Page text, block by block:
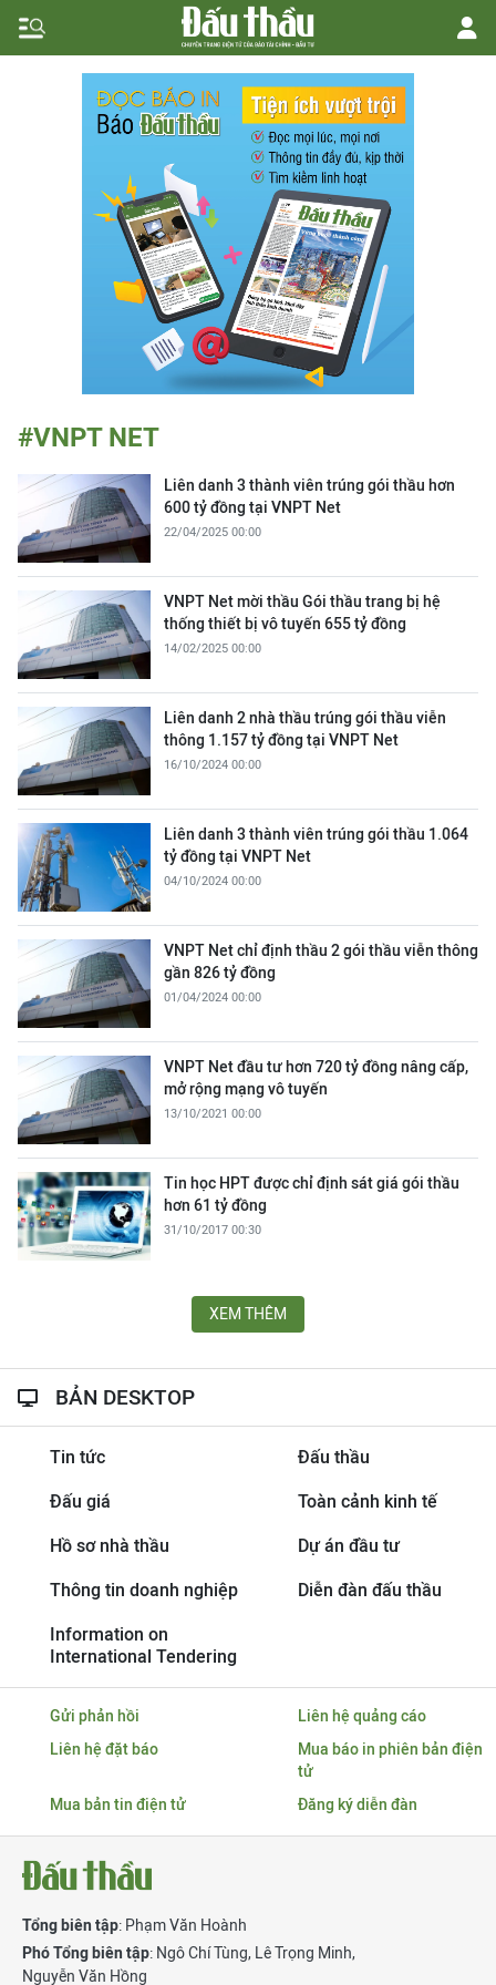
#VNPT NET
Liên danh 3 thành viên trúng gói thầu hơn
600 tỷ đồng tại VNPT Net
22/04/2025 00:00
VNPT Net mời thầu Gói thầu trang bị hệ
thống thiết bị vô tuyến 655 tỷ đồng
14/02/2025 00:00
Liên danh 2 nhà thầu trúng gói thầu viễn
thông 1.157 tỷ đồng tại VNPT Net
16/10/2024 00:00
Liên danh 3 thành viên trúng gói thầu 1.064
tỷ đồng tại VNPT Net
04/10/2024 00:00
VNPT Net chỉ định thầu 2 gói thầu viễn thông
gần 826 tỷ đồng
01/04/2024 00:00
VNPT Net đầu tư hơn 720 tỷ đồng nâng cấp,
mở rộng mạng vô tuyến
13/10/2021 00:00
Tin học HPT được chỉ định sát giá gói thầu
hơn 61 tỷ đồng
31/10/2017 00:30
XEM THÊM
BẢN DESKTOP
Tin tức Đấu thầu
Đấu giá Toàn cảnh kinh tế
Hồ sơ nhà thầu Dự án đầu tư
Thông tin doanh nghiệp Diễn đàn đấu thầu
Information on
International Tendering
Gửi phản hồi
Liên hệ quảng cáo
Liên hệ đặt báo
Mua báo in phiên bản điện
tử
Mua bản tin điện tử
Đăng ký diễn đàn
Tổng biên tập: Phạm Văn Hoành
Phó Tổng biên tập: Ngô Chí Tùng, Lê Trọng Minh,
Nguyễn Văn Hồng